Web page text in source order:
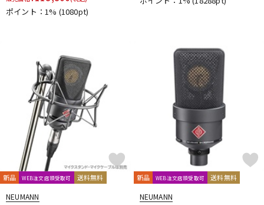
配信/ライブ機器
ヴィンテージ
ポイント：1% (1080pt)
新品 WEB注文店頭受取可 送料無料
NEUMANN
新品 WEB注文店頭受取可 送料無料
NEUMANN